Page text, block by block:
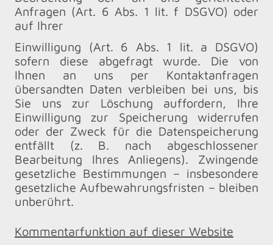
Anfragen (Art. 6 Abs. 1 lit. f DSGVO) oder
auf Ihrer
Einwilligung (Art. 6 Abs. 1 lit. a DSGVO)
sofern diese abgefragt wurde. Die von
Ihnen an uns per Kontaktanfragen
übersandten Daten verbleiben bei uns, bis
Sie uns zur Löschung auffordern, Ihre
Einwilligung zur Speicherung widerrufen
oder der Zweck für die Datenspeicherung
entfällt (z. B. nach abgeschlossener
Bearbeitung Ihres Anliegens). Zwingende
gesetzliche Bestimmungen – insbesondere
gesetzliche Aufbewahrungsfristen – bleiben
unberührt.
Kommentarfunktion auf dieser Website